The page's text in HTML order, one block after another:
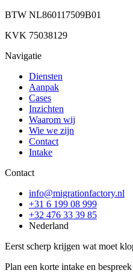
BTW NL860117509B01
KVK 75038129
Navigatie
Diensten
Aanpak
Cases
Inzichten
Waarom wij
Wie we zijn
Contact
Intake
Contact
info@migrationfactory.nl
+31 6 199 08 999
+32 476 33 39 85
Nederland
Eerst scherp krijgen wat moet
Plan een korte intake en